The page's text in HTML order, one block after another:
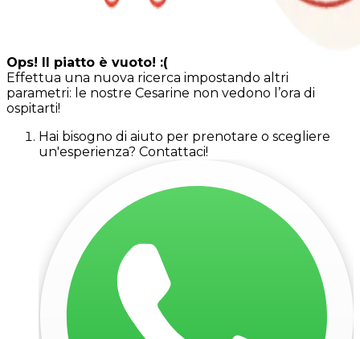
Ops! Il piatto è vuoto! :(
Effettua una nuova ricerca impostando altri
parametri: le nostre Cesarine non vedono l’ora di
ospitarti!
Hai bisogno di aiuto per prenotare o scegliere
un'esperienza? Contattaci!